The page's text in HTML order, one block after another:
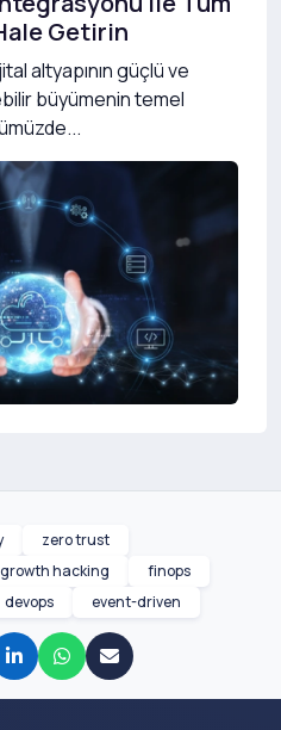
Getirin
altyapının güçlü ve
büyümenin temel
zero trust
growth hacking
finops
devops event-driven